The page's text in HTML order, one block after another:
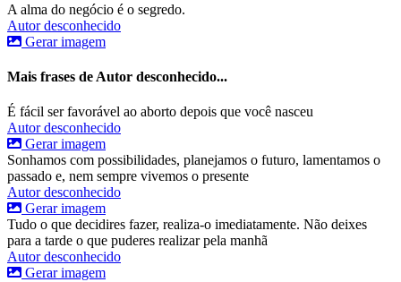
A alma do negócio é o segredo.
Autor desconhecido
Gerar imagem
Mais frases de Autor desconhecido...
É fácil ser favorável ao aborto depois que você nasceu
Autor desconhecido
Gerar imagem
Sonhamos com possibilidades, planejamos o futuro, lamentamos o
passado e, nem sempre vivemos o presente
Autor desconhecido
Gerar imagem
Tudo o que decidires fazer, realiza-o imediatamente. Não deixes
para a tarde o que puderes realizar pela manhã
Autor desconhecido
Gerar imagem